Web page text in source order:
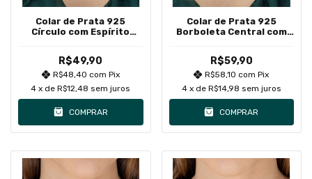
Colar de Prata 925
Círculo com Espírito
R$49,90
R$48,40 com Pix
4 x deR$12,48 sem juros
COMPRAR
Colar de Prata 925
Borboleta Central com
R$59,90
R$58,10com Pix
4 x de R$14,98 sem juros
COMPRAR